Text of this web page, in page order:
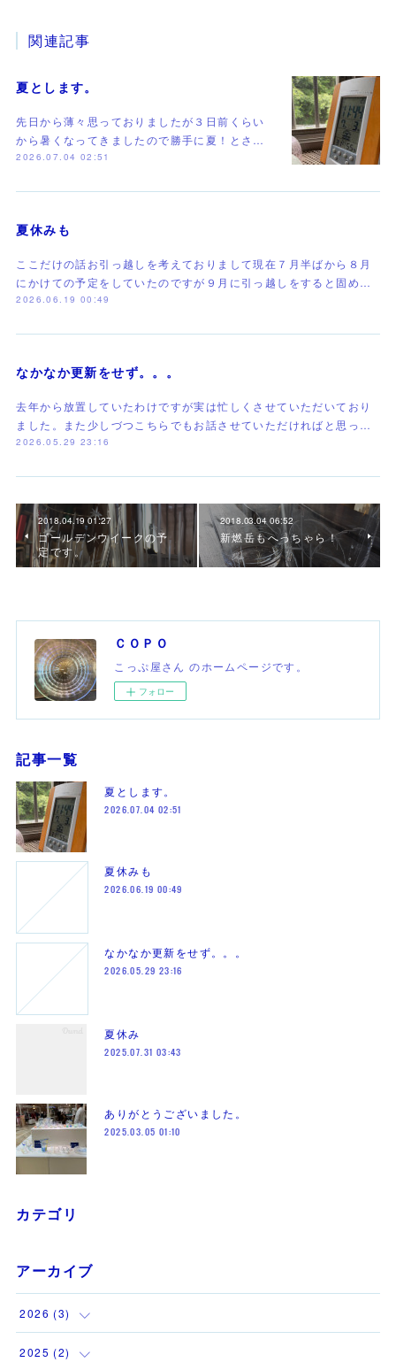
関連記事
夏とします。
先日から薄々思っておりましたが３日前くらい
から暑くなってきましたので勝手に夏！とさ…
2026.07.04 02:51
夏休みも
ここだけの話お引っ越しを考えておりまして現在７月半ばから８月
にかけての予定をしていたのですが９月に引っ越しをすると固め…
2026.06.19 00:49
なかなか更新をせず。。。
去年から放置していたわけですが実は忙しくさせていただいており
ました。また少しづつこちらでもお話させていただければと思っ…
2026.05.29 23:16
2018.04.19 01:27
ゴールデンウイークの予
定です。
2018.03.04 06:52
新燃岳もへっちゃら！
ＣＯＰＯ
こっぷ屋さん のホームページです。
フォロー
記事一覧
夏とします。
2026.07.04 02:51
夏休みも
2026.06.19 00:49
なかなか更新をせず。。。
2026.05.29 23:16
夏休み
2025.07.31 03:43
ありがとうございました。
2025.03.05 01:10
カテゴリ
アーカイブ
2026 (3)
(1
2025 (2)